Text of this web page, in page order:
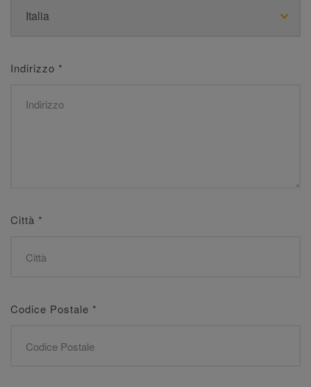
Indirizzo *
Città *
Codice Postale *